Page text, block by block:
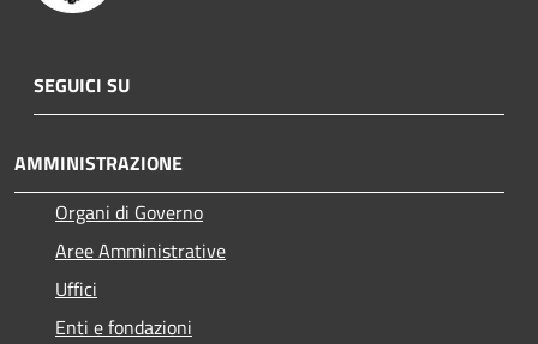
SEGUICI SU
AMMINISTRAZIONE
Organi di Governo
Aree Amministrative
Uffici
Enti e fondazioni